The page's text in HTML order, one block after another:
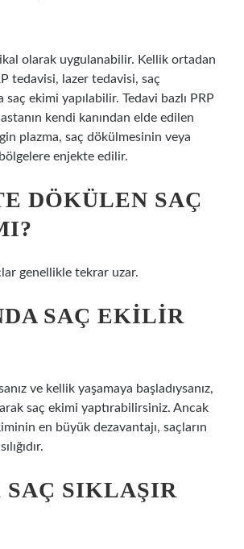
olarak uygulanabilir. Kellik ortadan
tedavisi, lazer tedavisi, saç
ekimi yapılabilir. Tedavi bazlı PRP
kendi kanından elde edilen
plazma, saç dökülmesinin veya
enjekte edilir.
DÖKÜLEN SAÇ
genellikle tekrar uzar.
SAÇ EKILIR
ve kellik yaşamaya başladıysanız,
saç ekimi yaptırabilirsiniz. Ancak
en büyük dezavantajı, saçların
SAÇ SIKLAŞIR